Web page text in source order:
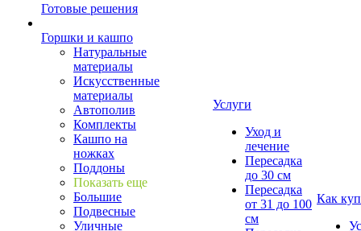
Готовые решения
Горшки и кашпо
Натуральные
материалы
Искусственные
материалы
Автополив
Комплекты
Кашпо на
ножках
Поддоны
Показать еще
Большие
Подвесные
Уличные
Услуги
Уход и
лечение
Пересадка
до 30 см
Пересадка
от 31 до 100
см
Как